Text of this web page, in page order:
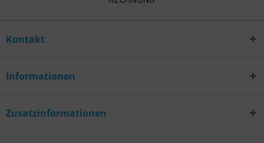
Kontakt
Informationen
Zusatzinformationen